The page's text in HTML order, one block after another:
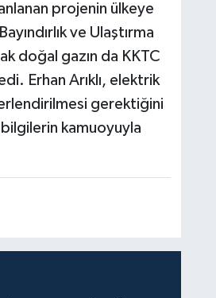
projenin ülkeye
ve Ulaştırma
doğal gazın da KKTC
Erhan Arıklı, elektrik
gerektiğini
kamuoyuyla